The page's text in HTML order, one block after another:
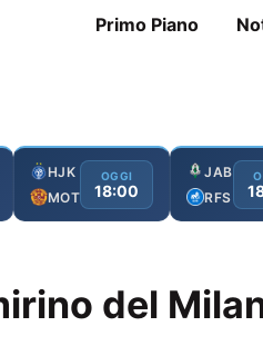
Primo Piano
HJK
MOT
OGGI
18:00
JAB
RFS
del